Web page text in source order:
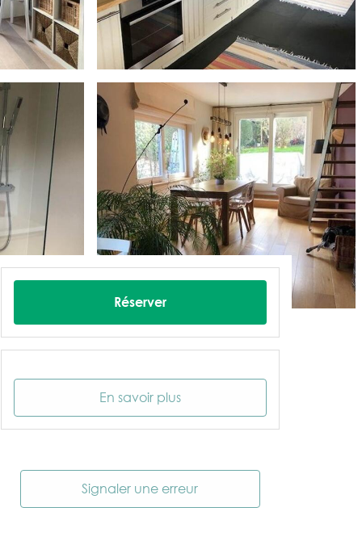
Réserver
En savoir plus
Signaler une erreur